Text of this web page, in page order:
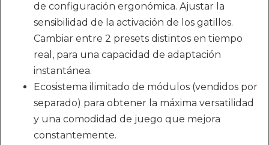
de configuración ergonómica. Ajustar la
sensibilidad de la activación de los gatillos.
Cambiar entre 2 presets distintos en tiempo
real, para una capacidad de adaptación
instantánea.
Ecosistema ilimitado de módulos (vendidos por
separado) para obtener la máxima versatilidad
y una comodidad de juego que mejora
constantemente.